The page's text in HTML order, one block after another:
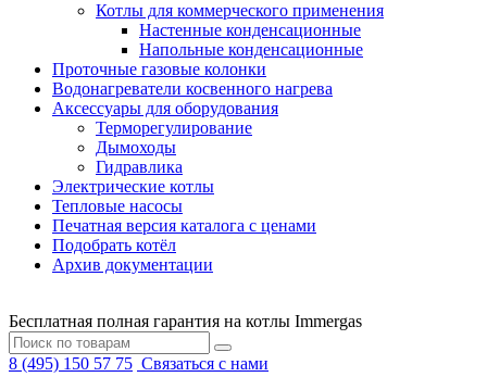
Котлы для коммерческого применения
Настенные конденсационные
Напольные конденсационные
Проточные газовые колонки
Водонагреватели косвенного нагрева
Аксессуары для оборудования
Терморегулирование
Дымоходы
Гидравлика
Электрические котлы
Тепловые насосы
Печатная версия каталога с ценами
Подобрать котёл
Архив документации
Бесплатная полная гарантия на котлы Immergas
8 (495) 150 57 75 Связаться с нами